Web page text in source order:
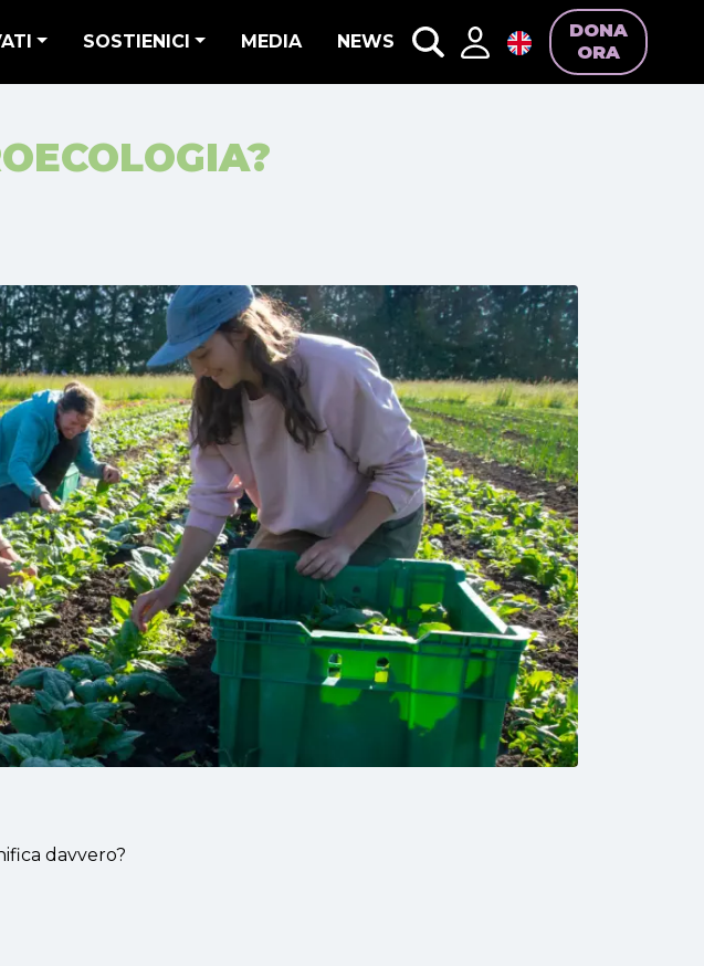
SOSTIENICI MEDIA NEWS
DONA
ORA
davvero?